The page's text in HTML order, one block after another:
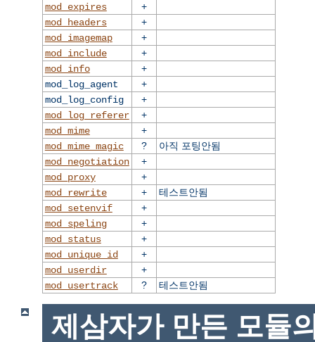
mod_expires
+
mod_headers
+
mod_imagemap
+
mod_include
+
mod_info
+
mod_log_agent
+
mod_log_config
+
mod_log_referer
+
mod_mime
+
mod_mime_magic
?
아직 포팅안됨
mod_negotiation
+
mod_proxy
+
mod_rewrite
+
테스트안됨
mod_setenvif
+
mod_speling
+
mod_status
+
mod_unique_id
+
mod_userdir
+
mod_usertrack
? 테스트안됨
제삼자가 만든 모듈